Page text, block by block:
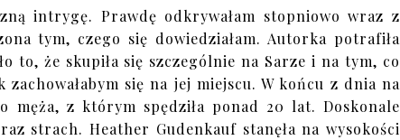
intrygę. Prawdę odkrywałam stopniowo wraz z
tym, czego się dowiedziałam. Autorka potrafiła
to, że skupiła się szczególnie na Sarze i na tym, co
zachowałabym się na jej miejscu. W końcu z dnia na
męża, z którym spędziła ponad 20 lat. Doskonale
strach. Heather Gudenkauf stanęła na wysokości